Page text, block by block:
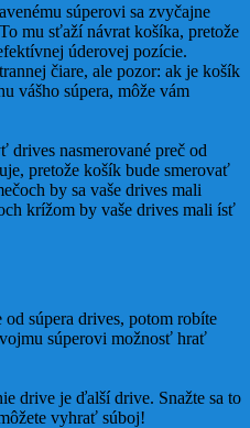
súperovi sa zvyčajne
mu sťaží návrat košíka, pretože
úderovej pozície.
čiare, ale pozor: ak je košík
vášho súpera, môže vám
drives nasmerované preč od
pretože košík bude smerovať
by sa vaše drives mali
krížom by vaše drives mali ísť
od súpera drives, potom robíte
súperovi možnosť hrať
drive je ďalší drive. Snažte sa to
vyhrať súboj!